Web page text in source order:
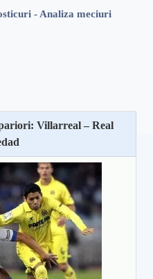
- Analiza meciuri
Villarreal – Real